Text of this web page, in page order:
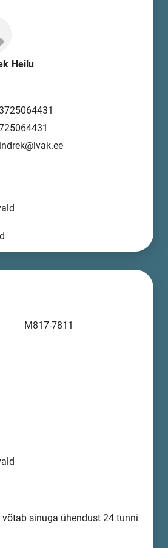
Heilu
M817-7811
sinuga ühendust 24 tunni